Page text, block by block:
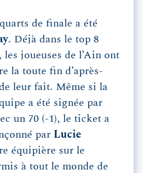
de finale a été
. Déjà dans le top 8
joueuses de l’Ain ont
la toute fin d’après-
leur fait. Même si la
a été signée par
un 70 (-1), le ticket a
par Lucie
équipière sur le
à tout le monde de